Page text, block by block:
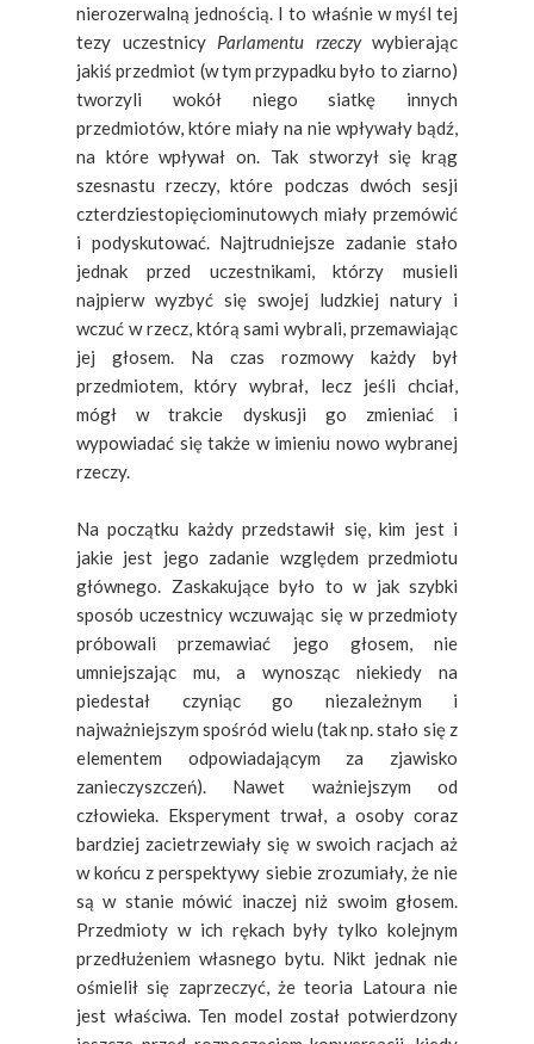
nierozerwalną jednością. I to właśnie w myśl tej
tezy uczestnicy Parlamentu rzeczywybierając
jakiś przedmiot (w tym przypadku było to ziarno)
tworzyli wokół niego siatkę innych
przedmiotów, które miały na nie wpływały bądź,
na które wpływał on. Tak stworzył się krąg
szesnastu rzeczy, które podczas dwóch sesji
czterdziestopięciominutowych miały przemówić
i podyskutować. Najtrudniejsze zadanie stało
jednak przed uczestnikami, którzy musieli
najpierw wyzbyć się swojej ludzkiej natury i
wczuć w rzecz, którą sami wybrali, przemawiając
jej głosem. Na czas rozmowy każdy był
przedmiotem, który wybrał, lecz jeśli chciał,
mógł w trakcie dyskusji go zmieniać i
wypowiadać się także w imieniu nowo wybranej
rzeczy.
Na początku każdy przedstawił się, kim jest i
jakie jest jego zadanie względem przedmiotu
głównego. Zaskakujące było to w jak szybki
sposób uczestnicy wczuwając się w przedmioty
próbowali przemawiać jego głosem, nie
umniejszając mu, a wynosząc niekiedy na
piedestał czyniąc go niezależnym i
najważniejszym spośród wielu (tak np. stało się z
elementem odpowiadającym za zjawisko
zanieczyszczeń). Nawet ważniejszym od
człowieka. Eksperyment trwał, a osoby coraz
bardziej zacietrzewiały się w swoich racjach aż
w końcu z perspektywy siebie zrozumiały, że nie
są w stanie mówić inaczej niż swoim głosem.
Przedmioty w ich rękach były tylko kolejnym
przedłużeniem własnego bytu. Nikt jednak nie
ośmielił się zaprzeczyć, że teoria Latoura nie
jest właściwa. Ten model został potwierdzony